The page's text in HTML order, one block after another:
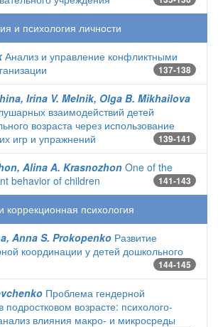
и психология личности
Анализ и управление конфликтными
137-138
Irina V. Melnik, Olga B. Mikhailova
взаимодействий детей
возраста через использование
игр и упражнений
139-141
Alina A. Krasnozhon One of the
behavior of children
141-143
коррекционная психология
Anna S. Prokopenko Развитие
координации у детей дошкольного
144-145
Проблема гендерной
возрасте: психолого-
влияния макро- и микросреды